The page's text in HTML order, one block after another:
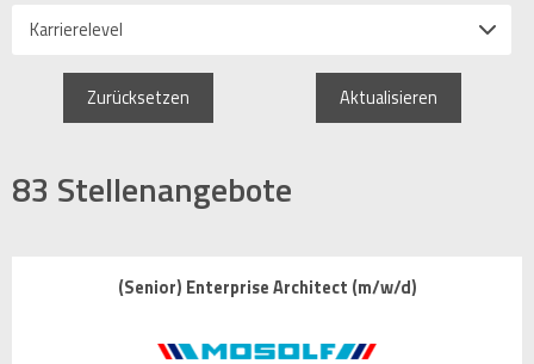
Karrierelevel
Zurücksetzen Aktualisieren
83 Stellenangebote
(Senior) Enterprise Architect (m/w/d)